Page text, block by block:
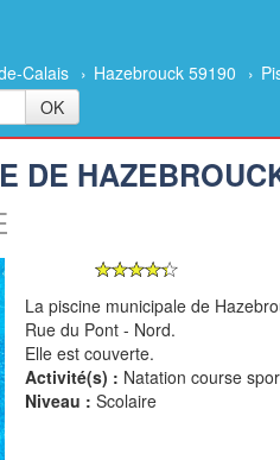
Calais › Hazebrouck 59190 ›
DE
La piscine municipale de
Rue du Pont - Nord.
Elle est couverte.
Activité(s) : Natation course
Niveau : Scolaire